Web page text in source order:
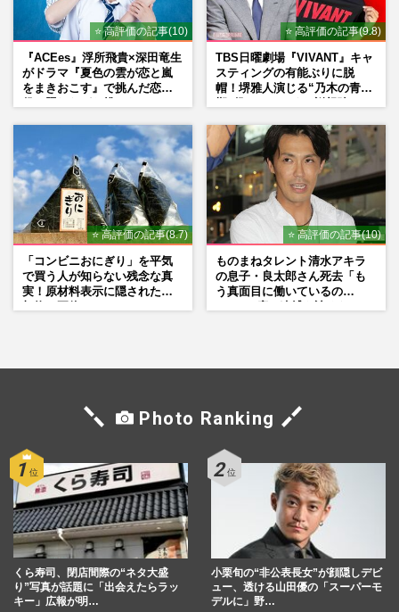
⭐ 高評価の記事(10)
『ACEes』浮所飛貴×深田竜生
がドラマ『夏色の雲が恋と嵐
をまきおこす』で挑んだ恋人
⭐ 高評価の記事(9.8)
TBS日曜劇場『VIVANT』キャ
スティングの有能ぶりに脱
帽！堺雅人演じる“乃木の青年
マン長男・櫻井海音だった
⭐ 高評価の記事(8.7)
「コンビニおにぎり」を平気
で買う人が知らない残念な真
実！原材料表示に隠された添
⭐ 高評価の記事(10)
ものまねタレント清水アキラ
の息子・良太郎さん死去「も
う真面目に働いているの
Photo Ranking
くら寿司、閉店間際の“ネタ大盛
り”写真が話題に「出会えたらラッ
キー」広報が明…
小栗旬の“非公表長女”が顔隠しデビ
ュー、透ける山田優の「スーパーモ
デルに」野…